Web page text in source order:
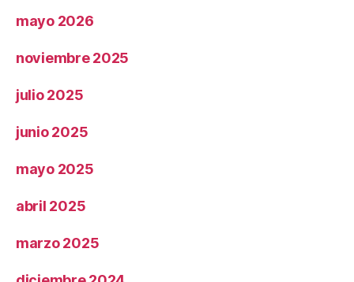
mayo 2026
noviembre 2025
julio 2025
junio 2025
mayo 2025
abril 2025
marzo 2025